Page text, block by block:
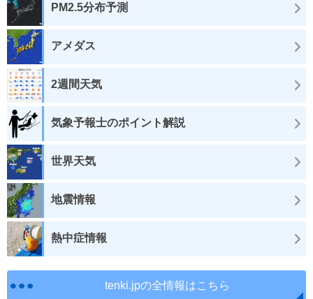
PM2.5分布予測
アメダス
2週間天気
気象予報士のポイント解説
世界天気
地震情報
熱中症情報
tenki.jpの全情報はこちら